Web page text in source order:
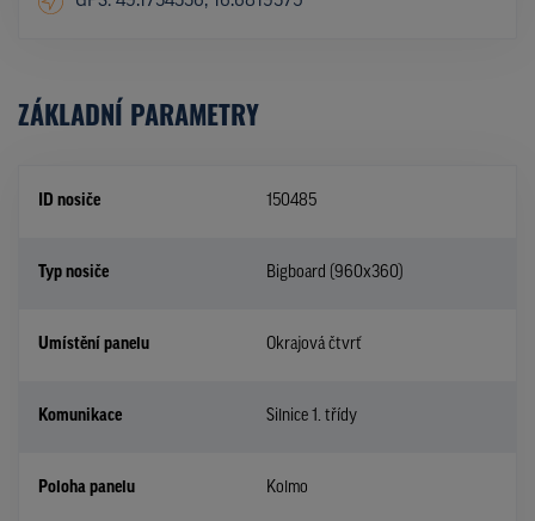
ZÁKLADNÍ PARAMETRY
ID nosiče 150485
Typ nosiče Bigboard (960x360)
Umístění panelu Okrajová čtvrť
Komunikace Silnice 1. třídy
Poloha panelu Kolmo